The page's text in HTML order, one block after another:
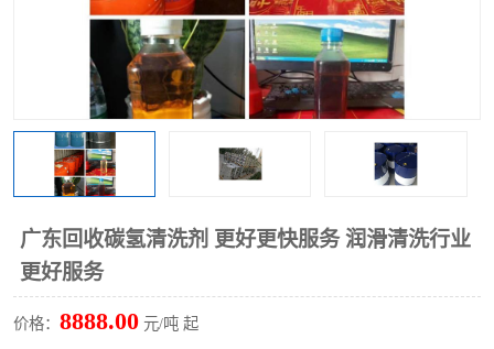
广东回收碳氢清洗剂 更好更快服务 润滑清洗行业
更好服务
价格： 8888.00 元/吨 起